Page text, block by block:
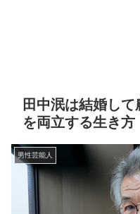
田中泯は結婚し
を両立する生き方
男性芸能人